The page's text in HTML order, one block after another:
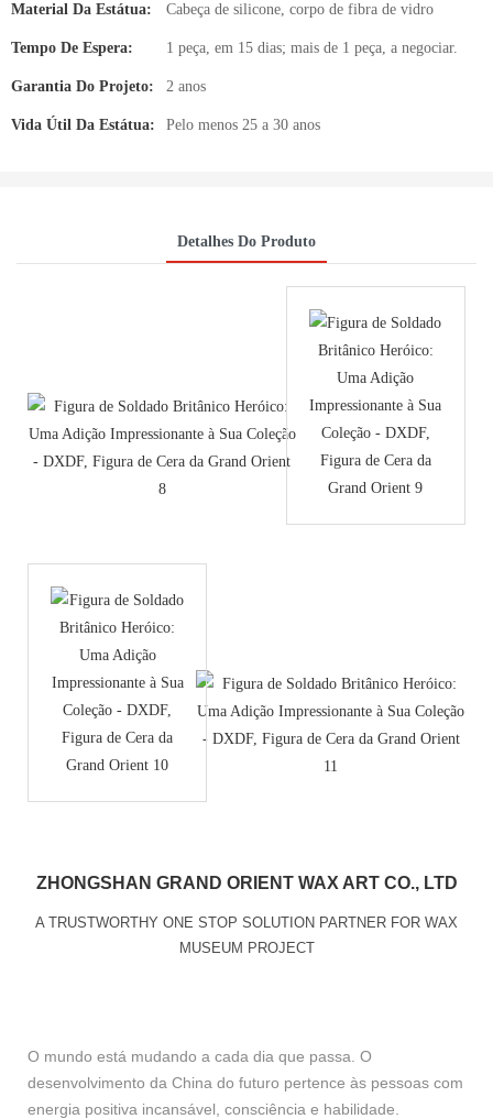
Material Da Estátua: Cabeça de silicone, corpo de fibra de vidro
Tempo De Espera: 1 peça, em 15 dias; mais de 1 peça, a negociar.
Garantia Do Projeto: 2 anos
Vida Útil Da Estátua: Pelo menos 25 a 30 anos
Detalhes Do Produto
ZHONGSHAN GRAND ORIENT WAX ART CO., LTD
A TRUSTWORTHY ONE STOP SOLUTION PARTNER FOR WAX
MUSEUM PROJECT
O mundo está mudando a cada dia que passa. O
desenvolvimento da China do futuro pertence às pessoas com
energia positiva incansável, consciência e habilidade.